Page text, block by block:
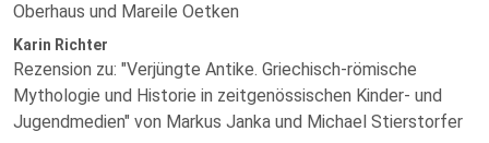
Oberhaus und Mareile Oetken
Karin Richter
Rezension zu: "Verjüngte Antike. Griechisch-römische
Mythologie und Historie in zeitgenössischen Kinder- und
Jugendmedien" von Markus Janka und Michael Stierstorfer